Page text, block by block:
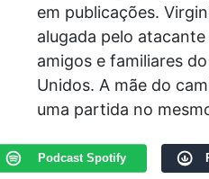
em publicações.
alugada pelo
amigos e familiares
Unidos. A mãe do
uma partida no
Podcast Spotify